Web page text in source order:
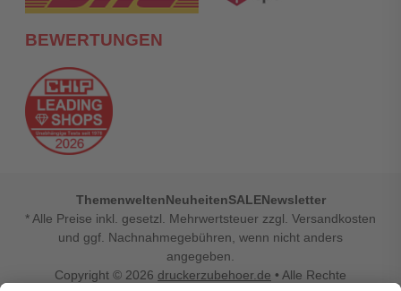
BEWERTUNGEN
ThemenweltenNeuheitenSALENewsletter
* Alle Preise inkl. gesetzl. Mehrwertsteuer zzgl. Versandkosten
und ggf. Nachnahmegebühren, wenn nicht anders
angegeben.
Copyright © 2026 druckerzubehoer.de • Alle Rechte